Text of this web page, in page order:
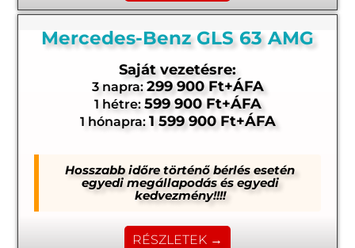
Mercedes-Benz GLS 63 AMG
Saját vezetésre:
3 napra: 299 900 Ft+ÁFA
1 hétre: 599 900 Ft+ÁFA
1 hónapra: 1 599 900 Ft+ÁFA
Hosszabb időre történő bérlés esetén
egyedi megállapodás és egyedi
kedvezmény!!!!
RÉSZLETEK →